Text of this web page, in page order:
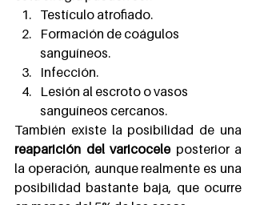
Testículo atrofiado.
Formación de coágulos
sanguíneos.
Infección.
Lesión al escroto o vasos
sanguíneos cercanos.
reaparición del varicocele posterior a
la operación, aunque realmente es una
posibilidad bastante baja, que ocurre